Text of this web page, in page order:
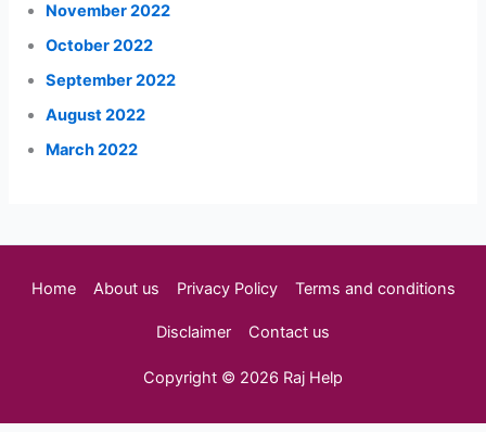
November 2022
October 2022
September 2022
August 2022
March 2022
Home About us Privacy Policy Terms and conditions
Disclaimer Contact us
Copyright © 2026 Raj Help